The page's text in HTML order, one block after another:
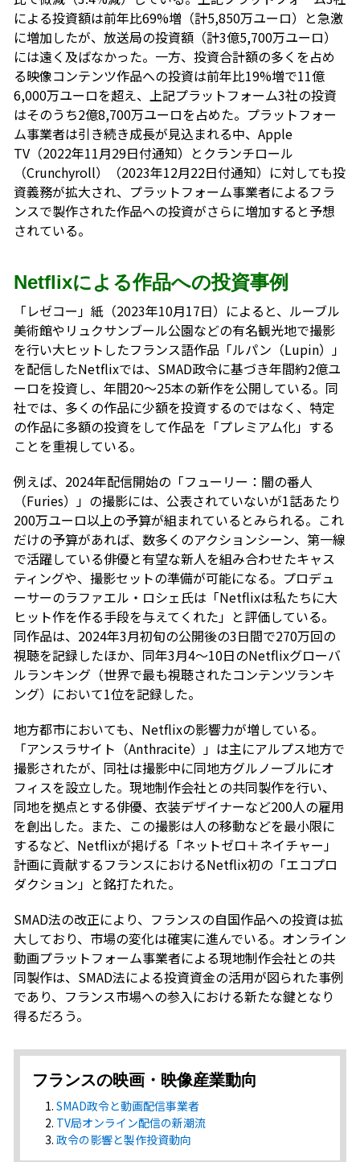
による投資額は前年比69%増（計5,850万ユーロ）と急激
に増加したが、放送局の投資額（計3億5,700万ユーロ）
には遠く及ばなかった。一方、投資合計額の多くを占め
る映像コンテンツ作品への投資は前年比19%増で11億
6,000万ユーロを超え、上記プラットフォーム3社の投資
はそのうち2億8,700万ユーロを占めた。プラットフォー
ム事業者は引き続き成長が見込まれる中、Apple
TV（2022年11月29日付通知）とクランチロール
（Crunchyroll）（2023年12月22日付通知）に対しても投
資義務が拡大され、プラットフォーム事業者によるフラ
ンスで製作された作品への投資がさらに増加すると予想
されている。
Netflixによる作品への投資事例
「レゼコー」紙（2023年10月17日）によると、ルーブル
美術館やリュクサンブール公園などの有名観光地で撮影
を行い大ヒットしたフランス語作品「ルパン（Lupin）」
を配信したNetflixでは、SMAD政令に基づき年間約2億ユ
ーロを投資し、年間20～25本の新作を公開している。同
社では、多くの作品に少額を投資するのではなく、特定
の作品に多額の投資をして作品を「プレミアム化」する
ことを重視している。
例えば、2024年配信開始の「フューリー：闇の番人
（Furies）」の撮影には、公表されていないが1話あたり
200万ユーロ以上の予算が組まれているとみられる。これ
だけの予算があれば、数多くのアクションシーン、第一線
で活躍している俳優と有望な新人を組み合わせたキャス
ティングや、撮影セットの準備が可能になる。プロデュ
ーサーのラファエル・ロシェ氏は「Netflixは私たちに大
ヒット作を作る手段を与えてくれた」と評価している。
同作品は、2024年3月初旬の公開後の3日間で270万回の
視聴を記録したほか、同年3月4～10日のNetflixグローバ
ルランキング（世界で最も視聴されたコンテンツランキ
ング）において1位を記録した。
地方都市においても、Netflixの影響力が増している。
「アンスラサイト（Anthracite）」は主にアルプス地方で
撮影されたが、同社は撮影中に同地方グルノーブルにオ
フィスを設立した。現地制作会社との共同製作を行い、
同地を拠点とする俳優、衣装デザイナーなど200人の雇用
を創出した。また、この撮影は人の移動などを最小限に
するなど、Netflixが掲げる「ネットゼロ＋ネイチャー」
計画に貢献するフランスにおけるNetflix初の「エコプロ
ダクション」と銘打たれた。
SMAD法の改正により、フランスの自国作品への投資は拡
大しており、市場の変化は確実に進んでいる。オンライン
動画プラットフォーム事業者による現地制作会社との共
同製作は、SMAD法による投資資金の活用が図られた事例
であり、フランス市場への参入における新たな鍵となり
得るだろう。
フランスの映画・映像産業動向
SMAD政令と動画配信事業者
TV局オンライン配信の新潮流
政令の影響と製作投資動向